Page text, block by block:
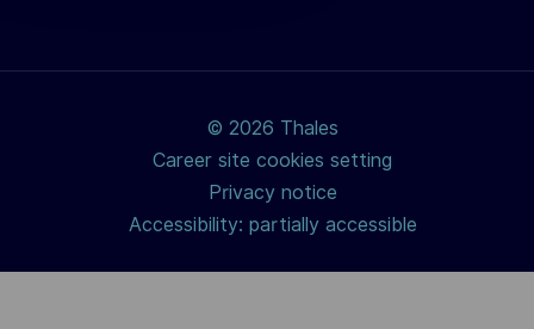
© 2026 Thales
Career site cookies setting
Privacy notice
Accessibility: partially accessible